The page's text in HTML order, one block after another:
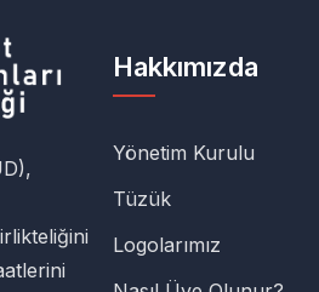
Hakkımızda
Yönetim Kurulu
Tüzük
Logolarımız